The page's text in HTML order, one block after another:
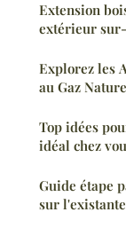
Extension
extérieur
Explorez les
au Gaz
Top idées
idéal chez
Guide étape
sur l'existante